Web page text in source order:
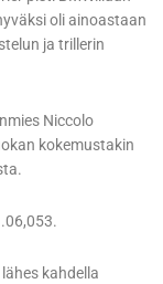
oli ainoastaan
ja trillerin
Niccolo
kokemustakin
kahdella